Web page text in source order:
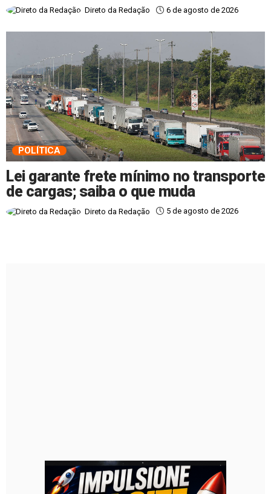
Direto da Redação 6 de agosto de 2026
POLÍTICA
Lei garante frete mínimo no transporte
de cargas; saiba o que muda
Direto da Redação 5 de agosto de 2026